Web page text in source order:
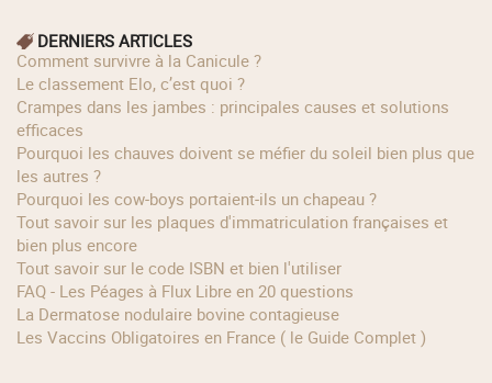
DERNIERS ARTICLES
Comment survivre à la Canicule ?
Le classement Elo, c’est quoi ?
Crampes dans les jambes : principales causes et solutions
efficaces
Pourquoi les chauves doivent se méfier du soleil bien plus que
les autres ?
Pourquoi les cow‑boys portaient‑ils un chapeau ?
Tout savoir sur les plaques d'immatriculation françaises et
bien plus encore
Tout savoir sur le code ISBN et bien l'utiliser
FAQ - Les Péages à Flux Libre en 20 questions
La Dermatose nodulaire bovine contagieuse
Les Vaccins Obligatoires en France ( le Guide Complet )